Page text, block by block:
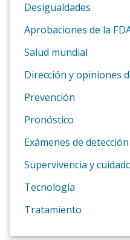
Desigualdades
Aprobaciones de la
Salud mundial
Dirección y opiniones
Prevención
Pronóstico
Exámenes de
Supervivencia y
Tecnología
Tratamiento